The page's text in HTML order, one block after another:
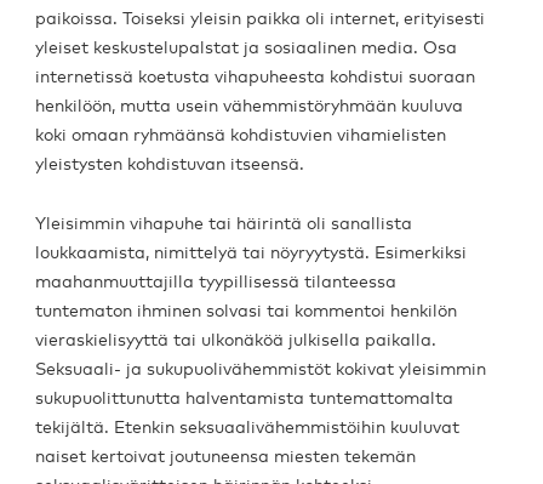
paikoissa. Toiseksi yleisin paikka oli internet, erityisesti
yleiset keskustelupalstat ja sosiaalinen media. Osa
internetissä koetusta vihapuheesta kohdistui suoraan
henkilöön, mutta usein vähemmistöryhmään kuuluva
koki omaan ryhmäänsä kohdistuvien vihamielisten
yleistysten kohdistuvan itseensä.
Yleisimmin vihapuhe tai häirintä oli sanallista
loukkaamista, nimittelyä tai nöyryytystä. Esimerkiksi
maahanmuuttajilla tyypillisessä tilanteessa
tuntematon ihminen solvasi tai kommentoi henkilön
vieraskielisyyttä tai ulkonäköä julkisella paikalla.
Seksuaali- ja sukupuolivähemmistöt kokivat yleisimmin
sukupuolittunutta halventamista tuntemattomalta
tekijältä. Etenkin seksuaalivähemmistöihin kuuluvat
naiset kertoivat joutuneensa miesten tekemän